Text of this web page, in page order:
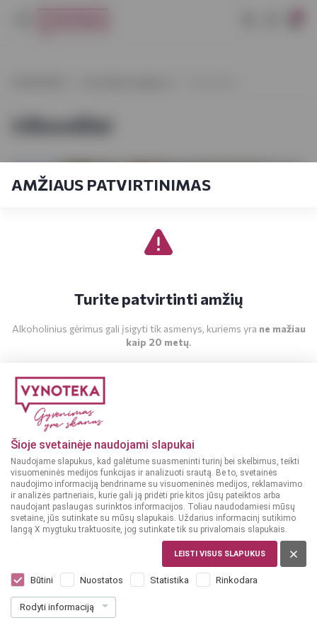
Šioje svetainėje naudojami slapukai
Naudojame slapukus, kad galėtume suasmeninti turinį bei skelbimus, teikti
visuomeninės medijos funkcijas ir analizuoti srautą. Be to, svetainės
naudojimo informaciją bendriname su visuomeninės medijos, reklamavimo
ir analizės partneriais, kurie gali ją pridėti prie kitos jūsų pateiktos arba
naudojant paslaugas surinktos informacijos. Toliau naudodamiesi mūsų
svetaine, jūs sutinkate su mūsų slapukais. Uždarius informacinį sutikimo
langą X mygtuku traktuosite, jog sutinkate tik su privalomais slapukais.
LEISTI VISUS SLAPUKUS
Būtini Nuostatos Statistika Rinkodara
Rodyti informaciją
AMŽIAUS PATVIRTINIMAS
Turite patvirtinti amžių
Alkoholinius gėrimus gali įsigyti tik asmenys, kuriems yra ne mažiau
kaip 20 metų.
Užkandžiai
Užkandžiai 2020-03-13
Kepti bri sūrio kepsneliai su figų džemu
SKAITYTI DAUGIAU